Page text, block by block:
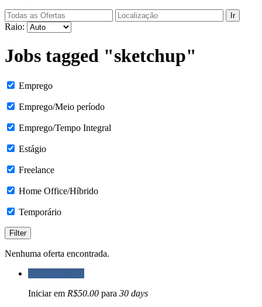
Ir
Raio:
Jobs tagged "sketchup"
Emprego
Emprego/Meio período
Emprego/Tempo Integral
Estágio
Freelance
Home Office/Híbrido
Temporário
Nenhuma oferta encontrada.
Iniciar em R$50.00 para 30 days